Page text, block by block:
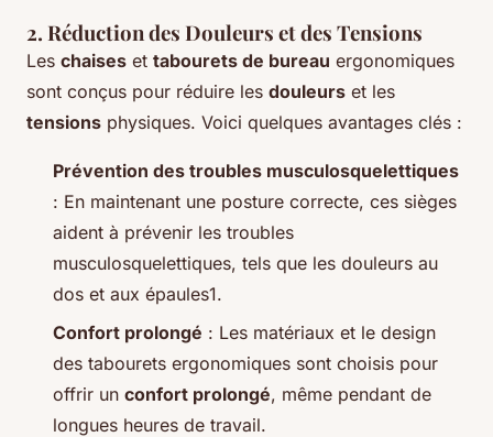
2. Réduction des Douleurs et des Tensions
Les chaises et tabourets de bureau ergonomiques
sont conçus pour réduire les douleurs et les
tensions physiques. Voici quelques avantages clés :
Prévention des troubles musculosquelettiques
: En maintenant une posture correcte, ces sièges
aident à prévenir les troubles
musculosquelettiques, tels que les douleurs au
dos et aux épaules1.
Confort prolongé : Les matériaux et le design
des tabourets ergonomiques sont choisis pour
offrir un confort prolongé, même pendant de
longues heures de travail.